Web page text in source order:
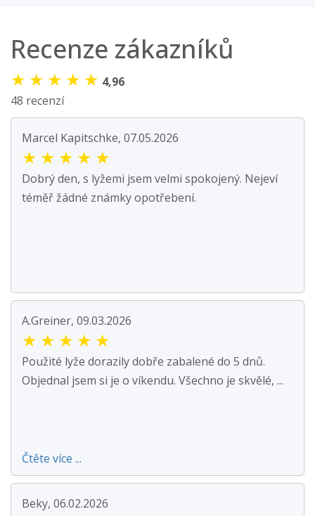
Recenze zákazníků
★ ★ ★ ★ ★ 4,96
48 recenzí
Marcel Kapitschke, 07.05.2026
★ ★ ★ ★ ★
Dobrý den, s lyžemi jsem velmi spokojený. Nejeví
téměř žádné známky opotřebení.
A.Greiner, 09.03.2026
★ ★ ★ ★ ★
Použité lyže dorazily dobře zabalené do 5 dnů.
Objednal jsem si je o víkendu. Všechno je skvělé, ...
Čtěte více ...
Beky, 06.02.2026